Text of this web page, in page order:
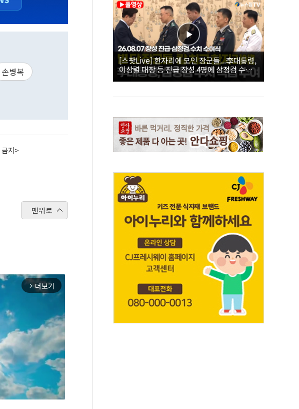
손병복
지>
맨위로
arrow_forward_ios 더보기
[스팟Live] 한자리에 모인 장군들...李대통령,
이상렬 대장 등 진급 장성 4명에 삼정검 수치
직접 수여｜26.08.07 장성 진급·삼정검 수치